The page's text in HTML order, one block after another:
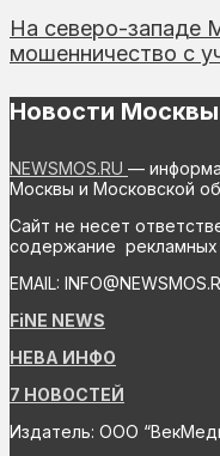
На северо-западе
мошенничество с
Новости
NEWSMOS.RU —
Москвы и Московской
Сайт не несет
содержание рекламных
EMAIL:
FiNE NEWS
НЕВА ИНФО
7 НОВОСТЕЙ
Издатель: ООО